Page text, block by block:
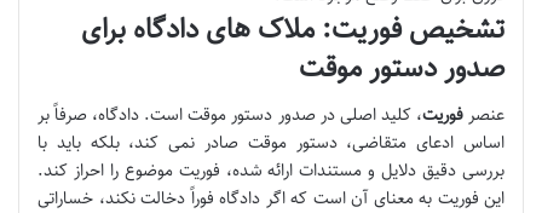
تشخیص فوریت: ملاک های دادگاه برای
صدور دستور موقت
عنصرفوریت، کلید اصلی در صدور دستور موقت است. دادگاه، صرفاً بر
اساس ادعای متقاضی، دستور موقت صادر نمی کند، بلکه باید با
بررسی دقیق دلایل و مستندات ارائه شده، فوریت موضوع را احراز کند.
این فوریت به معنای آن است که اگر دادگاه فوراً دخالت نکند، خساراتی